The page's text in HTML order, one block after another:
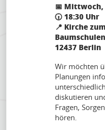
📅 Mittwoch,
🕡 18:30 Uhr
📍 Kirche
12437 Berlin
Wir möchten
Planungen
diskutieren
Fragen,
hören.